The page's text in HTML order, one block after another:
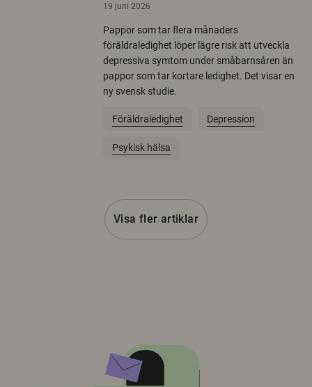
19 juni 2026
Pappor som tar flera månaders
föräldraledighet löper lägre risk att utveckla
depressiva symtom under småbarnsåren än
pappor som tar kortare ledighet. Det visar en
ny svensk studie.
Föräldraledighet Depression
Psykisk hälsa
Visa fler artiklar